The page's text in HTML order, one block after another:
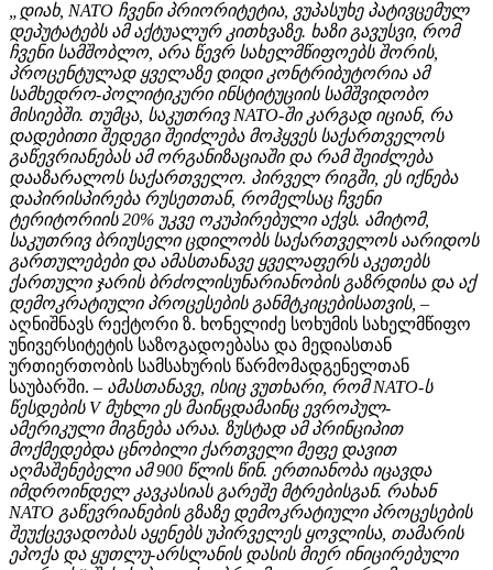
„დიახ, NATO ჩვენი პრიორიტეტია, ვუპასუხე პატივცემულ
დეპუტატებს ამ აქტუალურ კითხვაზე. ხაზი გავუსვი, რომ
ჩვენი სამშობლო, არა წევრ სახელმწიფოებს შორის,
პროცენტულად ყველაზე დიდი კონტრიბუტორია ამ
სამხედრო-პოლიტიკური ინსტიტუციის სამშვიდობო
მისიებში. თუმცა, საკუთრივ NATO-ში კარგად იციან, რა
დადებითი შედეგი შეიძლება მოჰყვეს საქართველოს
გაწევრიანებას ამ ორგანიზაციაში და რამ შეიძლება
დააზარალოს საქართველო. პირველ რიგში, ეს იქნება
დაპირისპირება რუსეთთან, რომელსაც ჩვენი
ტერიტორიის 20% უკვე ოკუპირებული აქვს. ამიტომ,
საკუთრივ ბრიუსელი ცდილობს საქართველოს აარიდოს
გართულებები და ამასთანავე ყველაფერს აკეთებს
ქართული ჯარის ბრძოლისუნარიანობის გაზრდისა და აქ
დემოკრატიული პროცესების განმტკიცებისათვის, –
აღნიშნავს რექტორი ზ. ხონელიძე სოხუმის სახელმწიფო
უნივერსიტეტის საზოგადოებასა და მედიასთან
ურთიერთობის სამსახურის წარმომადგენელთან
საუბარში. – ამასთანავე, ისიც ვუთხარი, რომ NATO-ს
წესდების V მუხლი ეს მაინცდამაინც ევროპულ-
ამერიკული მიგნება არაა. ზუსტად ამ პრინციპით
მოქმედებდა ცნობილი ქართველი მეფე დავით
აღმაშენებელი ამ 900 წლის წინ. ერთიანობა იცავდა
იმდროინდელ კავკასიას გარეშე მტრებისგან. რახან
NATO გაწევრიანების გზაზე დემოკრატიული პროცესების
შეუქცევადობას აყენებს უპირველეს ყოვლისა, თამარის
ეპოქა და ყუთლუ-არსლანის დასის მიერ ინიცირებული